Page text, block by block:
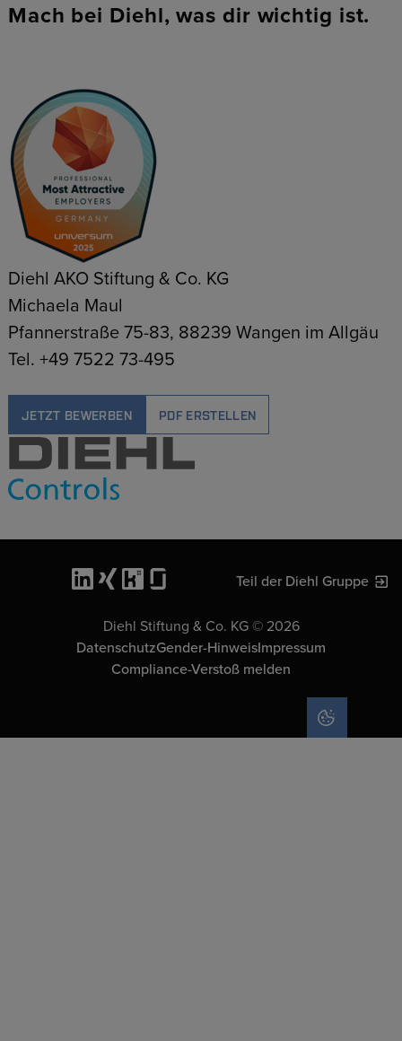
Mach bei Diehl, was dir wichtig ist.
Diehl AKO Stiftung & Co. KG
Michaela Maul
Pfannerstraße 75-83, 88239 Wangen im Allgäu
Tel. +49 7522 73-495
JETZT BEWERBEN PDF ERSTELLEN
Teil der Diehl Gruppe
Diehl Stiftung & Co. KG © 2026
DatenschutzGender-HinweisImpressum
Compliance-Verstoß melden
COOKIE-